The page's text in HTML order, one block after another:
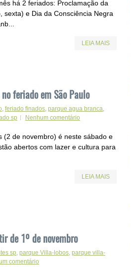
há 2 feriados: Proclamação da
sexta) e Dia da Consciência Negra
LEIA MAIS
feriado em São Paulo
feriado finados parque agua branca
sp Nenhum comentário
(2 de novembro) é neste sábado e
abertos com lazer e cultura para
LEIA MAIS
de 1º de novembro
sp parque Villa-lobos parque villa-
comentário